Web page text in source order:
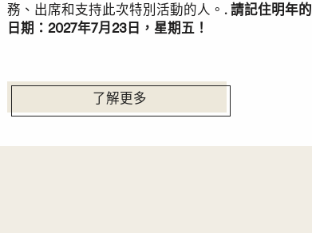
務、出席和支持此次特別活動的人。. 請記住明年的
日期：2027年7月23日，星期五！
了解更多